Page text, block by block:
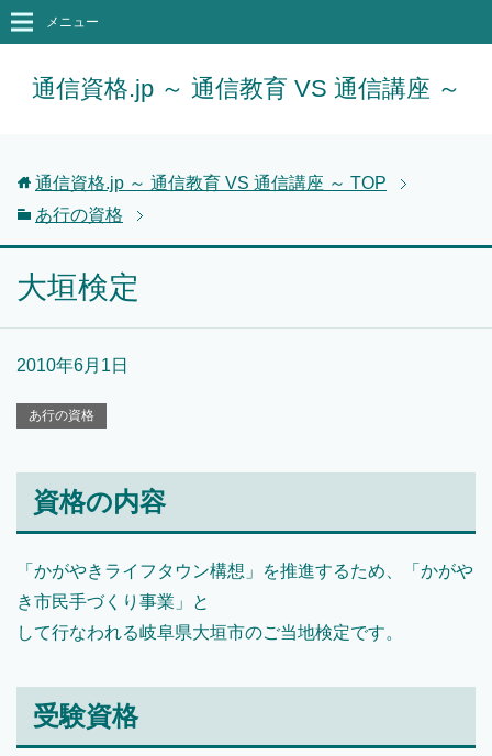
通信資格.jp ～ 通信教育 VS 通信講座 ～
メニュー
通信資格.jp ～ 通信教育 VS 通信講座 ～ TOP
あ行の資格
大垣検定
2010年6月1日
あ行の資格
資格の内容
「かがやきライフタウン構想」を推進するため、「かがや
き市民手づくり事業」と
して行なわれる岐阜県大垣市のご当地検定です。
受験資格